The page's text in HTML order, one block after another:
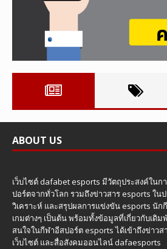
ABOUT US
เว็บไซต์ dafabet esports มีวัตถุประสงค์ในก
ปอร์ตจากทั่วโลก รวมถึงข่าวสาร esports ใน
วิเคราะห์ และสรุปผลการแข่งขัน esports นั
เกมต่างๆ เป็นต้น พร้อมทั้งข้อมูลที่เกี่ยวกับเดิ
สนใจในกีฬาอีสปอร์ต esports ได้เข้าถึงข่าวส
เว็บไซต์ และสื่อสังคมออนไลน์ dafaesports